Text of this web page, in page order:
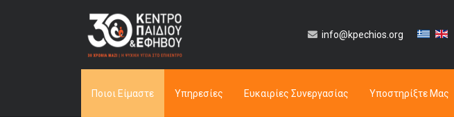
info@kpechios.org
Ποιοι Είμαστε Υπηρεσίες Ευκαιρίες Συνεργασίας Υποστηρίξτε Μας